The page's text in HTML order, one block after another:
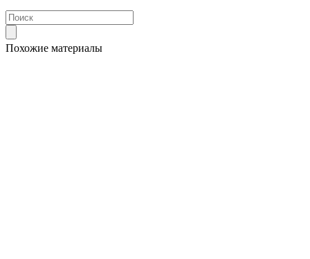
Похожие материалы